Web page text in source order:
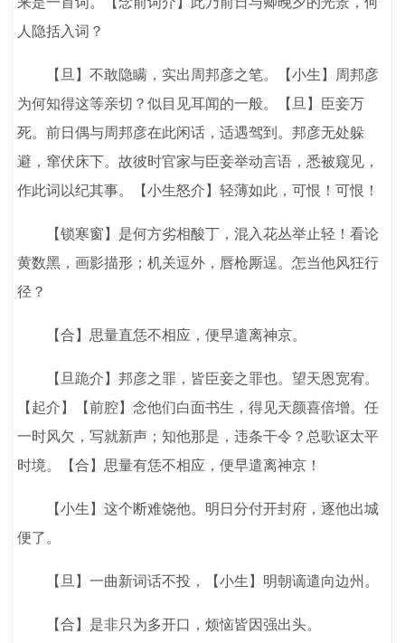
人隐括入词？
【旦】不敢隐瞒，实出周邦彦之笔。【小生】周邦彦
为何知得这等亲切？似目见耳闻的一般。【旦】臣妾万
死。前日偶与周邦彦在此闲话，适遇驾到。邦彦无处躲
避，窜伏床下。故彼时官家与臣妾举动言语，悉被窥见，
作此词以纪其事。【小生怒介】轻薄如此，可恨！可恨！
【锁寒窗】是何方劣相酸丁，混入花丛举止轻！看论
黄数黑，画影描形；机关逗外，唇枪厮逞。怎当他风狂行
径？
【合】思量直恁不相应，便早遣离神京。
【旦跪介】邦彦之罪，皆臣妾之罪也。望天恩宽宥。
【起介】【前腔】念他们白面书生，得见天颜喜倍增。任
一时风欠，写就新声；知他那是，违条干令？总歌讴太平
时境。【合】思量有恁不相应，便早遣离神京！
【小生】这个断难饶他。明日分付开封府，逐他出城
便了。
【旦】一曲新词话不投，【小生】明朝谪遣向边州。
【合】是非只为多开口，烦恼皆因强出头。